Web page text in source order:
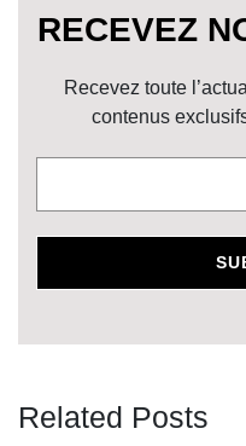
RECEVEZ
Recevez toute
contenus
Related Posts